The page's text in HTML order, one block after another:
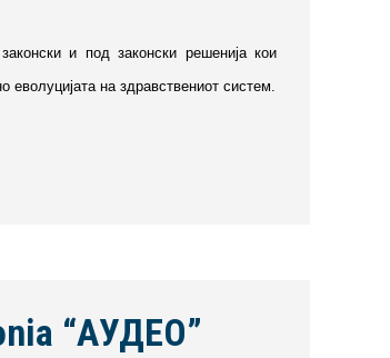
и под законски решенија кои
на здравствениот систем.
“АУДЕО”